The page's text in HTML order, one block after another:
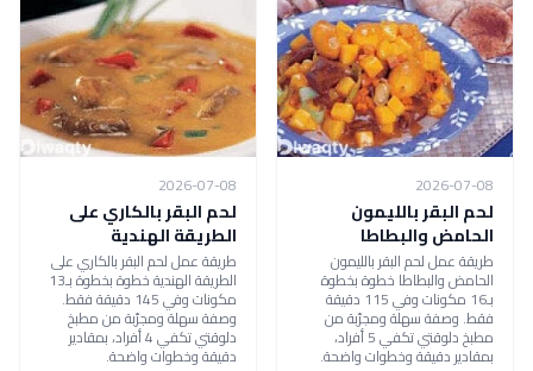
2026-07-08
لحم البقر بالليمون
الحامض والبطاطا
طريقة عمل لحم البقر بالليمون
الحامض والبطاطا خطوة بخطوة
بـ16 مكونات وفي 115 دقيقة
فقط. وصفة سهلة ومجرّبة من
مطبخ دلوقتي تكفي 5 أفراد،
بمقادير دقيقة وخطوات واضحة.
2026-07-08
لحم البقر بالكاري على
الطريقة الهندية
طريقة عمل لحم البقر بالكاري على
الطريقة الهندية خطوة بخطوة بـ13
مكونات وفي 145 دقيقة فقط.
وصفة سهلة ومجرّبة من مطبخ
دلوقتي تكفي 4 أفراد، بمقادير
دقيقة وخطوات واضحة.